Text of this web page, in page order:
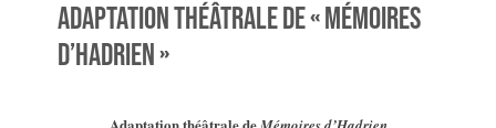
Adaptation théâtrale de « Mémoires
d’Hadrien »